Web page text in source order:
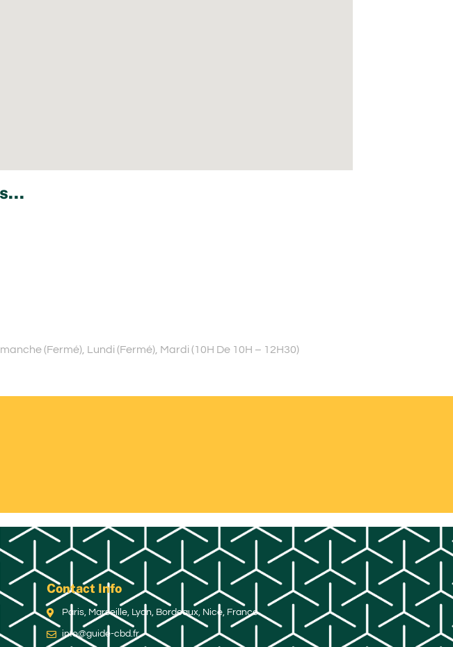
(Fermé), Lundi (Fermé), Mardi (10H De 10H – 12H30)
Contact Info
Paris, Marseille, Lyon, Bordeaux, Nice, France
info@guide-cbd.fr